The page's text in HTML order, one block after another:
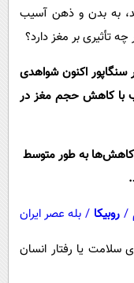
به بدن و ذهن آسیب
تأثیری بر مغز دارد؟
اکنون شواهدی
باکاهش حجم مغز در
کاهش‌ها به طور متوسط
/ روبیکا / بله عصر ایران
سلامت یا رفتار انسان